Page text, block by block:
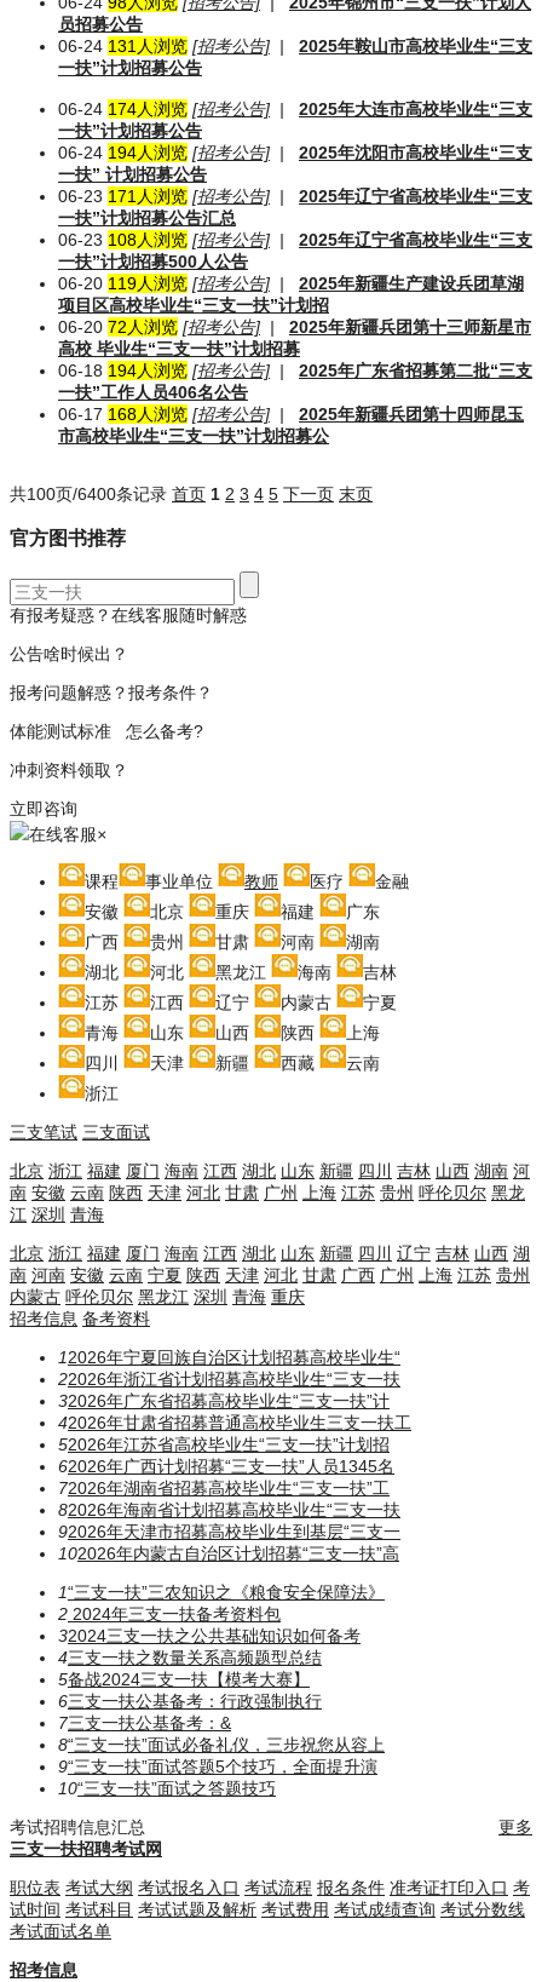
员招募公告
06-24 131人浏览 [招考公告] |
2025年鞍山市高校毕业生“三支
一扶”计划招募公告
06-24 174人浏览 [招考公告] |
2025年大连市高校毕业生“三支
一扶”计划招募公告
06-24 194人浏览 [招考公告] |
2025年沈阳市高校毕业生“三支
一扶” 计划招募公告
06-23 171人浏览 [招考公告] |
2025年辽宁省高校毕业生“三支
一扶”计划招募公告汇总
06-23 108人浏览 [招考公告] |
2025年辽宁省高校毕业生“三支
一扶”计划招募500人公告
06-20 119人浏览 [招考公告] |
2025年新疆生产建设兵团草湖
项目区高校毕业生“三支一扶”计划招
06-20 72人浏览 [招考公告] |
2025年新疆兵团第十三师新星市
高校 毕业生“三支一扶”计划招募
06-18 194人浏览 [招考公告] |
2025年广东省招募第二批“三支
一扶”工作人员406名公告
06-17 168人浏览 [招考公告] |
2025年新疆兵团第十四师昆玉
市高校毕业生“三支一扶”计划招募公
共100页/6400条记录 首页 1 2 3 4 5 下一页 末页
官方图书推荐
有报考疑惑？在线客服随时解惑
公告啥时候出？
报考问题解惑？报考条件？
体能测试标准 怎么备考?
冲刺资料领取？
立即咨询
在线客服×
课程 事业单位 教师 医疗
金融
安徽
北京 重庆 福建
广东
广西
贵州 甘肃 河南
湖南
湖北
河北 黑龙江 海南
吉林
江苏
江西 辽宁 内蒙古
宁夏
青海
山东 山西 陕西
上海
四川
天津 新疆 西藏
云南
浙江
三支笔试 三支面试
北京 浙江 福建 厦门 海南 江西 湖北 山东 新疆 四川 吉林 山西 湖南 河
南 安徽 云南 陕西 天津 河北 甘肃 广州 上海 江苏 贵州 呼伦贝尔 黑龙
江 深圳 青海
北京 浙江 福建 厦门 海南 江西 湖北 山东 新疆 四川 辽宁 吉林 山西 湖
南 河南 安徽 云南 宁夏 陕西 天津 河北 甘肃 广西 广州 上海 江苏 贵州
内蒙古 呼伦贝尔 黑龙江 深圳 青海 重庆
招考信息 备考资料
12026年宁夏回族自治区计划招募高校毕业生“
22026年浙江省计划招募高校毕业生“三支一扶
32026年广东省招募高校毕业生“三支一扶”计
42026年甘肃省招募普通高校毕业生三支一扶工
52026年江苏省高校毕业生“三支一扶”计划招
62026年广西计划招募“三支一扶”人员1345名
72026年湖南省招募高校毕业生“三支一扶”工
82026年海南省计划招募高校毕业生“三支一扶
92026年天津市招募高校毕业生到基层“三支一
102026年内蒙古自治区计划招募“三支一扶”高
1“三支一扶”三农知识之《粮食安全保障法》
2 2024年三支一扶备考资料包
32024三支一扶之公共基础知识如何备考
4三支一扶之数量关系高频题型总结
5备战2024三支一扶【模考大赛】
6三支一扶公基备考：行政强制执行
7三支一扶公基备考：​​​&
8“三支一扶”面试必备礼仪，三步祝您从容上
9“三支一扶”面试答题5个技巧，全面提升演
10“三支一扶”面试之答题技巧
考试招聘信息汇总
更多
三支一扶招聘考试网
职位表 考试大纲 考试报名入口 考试流程 报名条件 准考证打印入口 考
试时间 考试科目 考试试题及解析 考试费用 考试成绩查询 考试分数线
考试面试名单
招考信息